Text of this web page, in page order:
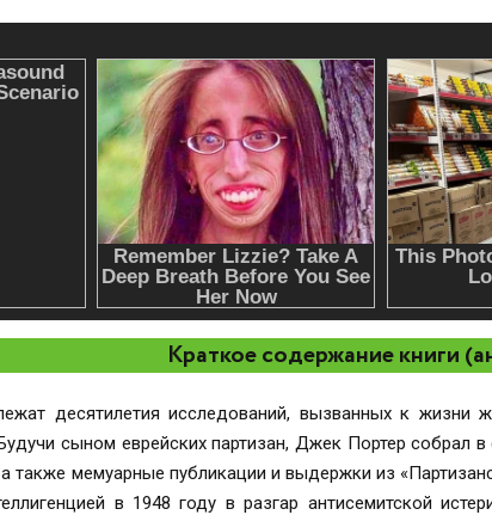
Краткое содержание книги
десятилетия исследований, вызванных к жизни
сыном еврейских партизан, Джек Портер собрал
также мемуарные публикации и выдержки из
в 1948 году в разгар антисемитской